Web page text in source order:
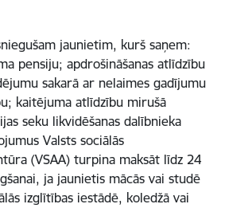
jaunietim, kurš saņem:
pensiju; apdrošināšanas atlīdzību
sakarā ar nelaimes gadījumu
kaitējuma atlīdzību mirušā
seku likvidēšanas dalībnieka
Valsts sociālās
(VSAA) turpina maksāt līdz 24
ja jaunietis mācās vai studē
izglītības iestādē, koledžā vai